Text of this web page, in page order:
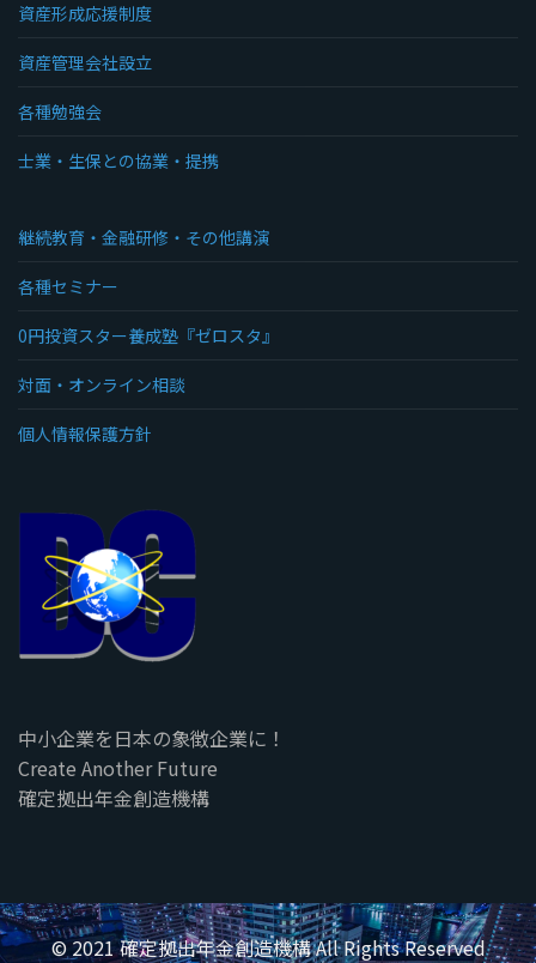
資産形成応援制度
資産管理会社設立
各種勉強会
士業・生保との協業・提携
継続教育・金融研修・その他講演
各種セミナー
0円投資スター養成塾『ゼロスタ』
対面・オンライン相談
個人情報保護方針
中小企業を日本の象徴企業に！
Create Another Future
確定拠出年金創造機構
© 2021 確定拠出年金創造機構 All Rights Reserved